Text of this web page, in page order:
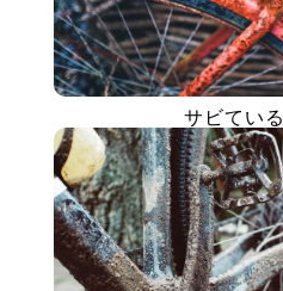
サビている